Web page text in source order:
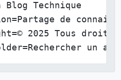
Technique
de
2025 Tous droits
un